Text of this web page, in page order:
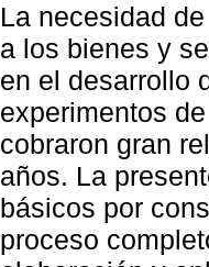
La necesidad
a los bienes y
en el desarrollo
experimentos
cobraron gran
años. La
básicos por
proceso